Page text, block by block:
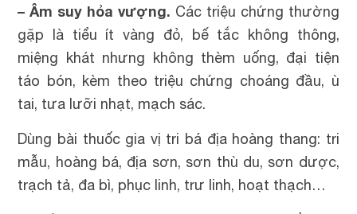
– Âm suy hỏa vượng. Các triệu chứng thường
gặp là tiểu ít vàng đỏ, bế tắc không thông,
miệng khát nhưng không thèm uống, đại tiện
táo bón, kèm theo triệu chứng choáng đầu, ù
tai, tưa lưỡi nhạt, mạch sác.
Dùng bài thuốc gia vị tri bá địa hoàng thang: tri
mẫu, hoàng bá, địa sơn, sơn thù du, sơn dược,
trạch tả, đa bì, phục linh, trư linh, hoạt thạch…